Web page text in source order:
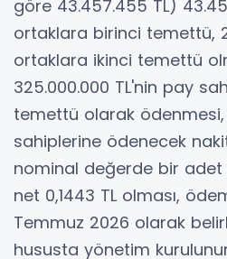
göre 43.457.455 TL)
ortaklara birinci temettü,
ortaklara ikinci temettü
325.000.000 TL'nin pay
temettü olarak
sahiplerine ödenecek
nominal değerde bir adet
net 0,1443 TL olması,
Temmuz 2026 olarak
hususta yönetim